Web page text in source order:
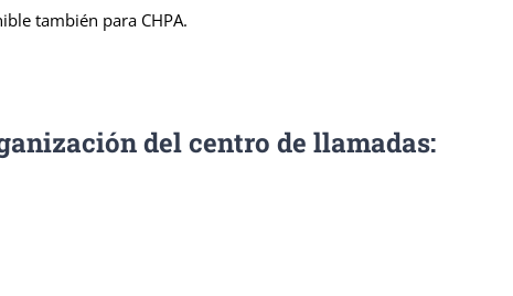
también para CHPA.
del centro de llamadas: